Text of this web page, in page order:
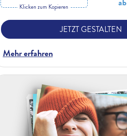
Klicken zum Kopieren
JETZT GESTALTEN
Mehr erfahren